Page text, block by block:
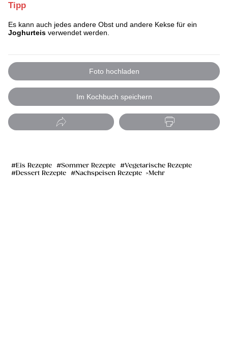
Tipp
Es kann auch jedes andere Obst und andere Kekse für ein
Joghurteis verwendet werden.
Foto hochladen
Im Kochbuch speichern
Eis Rezepte Sommer Rezepte
Vegetarische Rezepte
Dessert Rezepte
Nachspeisen Rezepte Mehr